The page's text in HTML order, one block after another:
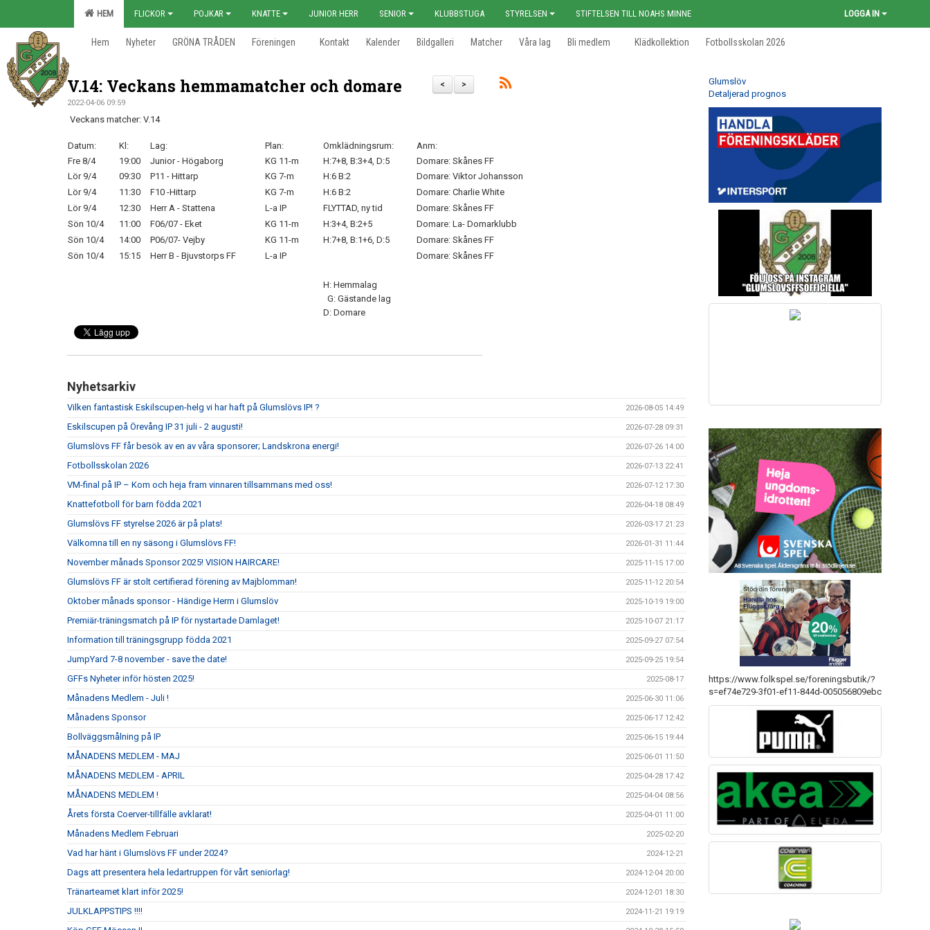
HEM FLICKOR POJKAR KNATTE JUNIOR HERR SENIOR KLUBBSTUGA STYRELSEN STIFTELSEN TILL NOAHS MINNE LOGGA IN
Hem Nyheter GRÖNA TRÅDEN Föreningen Kontakt Kalender Bildgalleri Matcher Våra lag Bli medlem Klädkollektion Fotbollsskolan 2026
>
<
V.14: Veckans hemmamatcher och domare
2022-04-06 09:59
Veckans matcher: V.14
Datum: Kl: Lag: Plan: Omklädningsrum:
Anm:
Fre 8/4
19:00 Junior - Högaborg KG 11-m H:7+8, B:3+4, D:5
Domare: Skånes FF
Lör 9/4
09:30 P11 - Hittarp KG 7-m H:6 B:2
Domare: Viktor Johansson
Lör 9/4
11:30 F10 -Hittarp KG 7-m H:6 B:2
Domare: Charlie White
Lör 9/4
12:30 Herr A - Stattena L-a IP FLYTTAD, ny tid
Domare: Skånes FF
Sön 10/4
11:00 F06/07 - Eket KG 11-m H:3+4, B:2+5
Domare: La- Domarklubb
Sön 10/4
14:00 P06/07- Vejby KG 11-m H:7+8, B:1+6, D:5
Domare: Skånes FF
Sön 10/4
15:15 Herr B - Bjuvstorps FF L-a IP Domare: Skånes FF
H: Hemmalag
G: Gästande lag
D: Domare
Nyhetsarkiv
Vilken fantastisk Eskilscupen-helg vi har haft på Glumslövs IP! ? 2026-08-05 14:49
Eskilscupen på Örevång IP 31 juli - 2 augusti! 2026-07-28 09:31
Glumslövs FF får besök av en av våra sponsorer; Landskrona energi! 2026-07-26 14:00
Fotbollsskolan 2026 2026-07-13 22:41
VM-final på IP – Kom och heja fram vinnaren tillsammans med oss! 2026-07-12 17:30
Knattefotboll för barn födda 2021 2026-04-18 08:49
Glumslövs FF styrelse 2026 är på plats! 2026-03-17 21:23
Välkomna till en ny säsong i Glumslövs FF! 2026-01-31 11:44
November månads Sponsor 2025! VISION HAIRCARE! 2025-11-15 17:00
Glumslövs FF är stolt certifierad förening av Majblomman! 2025-11-12 20:54
Oktober månads sponsor - Händige Herrn i Glumslöv 2025-10-19 19:00
Premiär-träningsmatch på IP för nystartade Damlaget! 2025-10-07 21:17
Information till träningsgrupp födda 2021 2025-09-27 07:54
JumpYard 7-8 november - save the date! 2025-09-25 19:54
GFFs Nyheter inför hösten 2025! 2025-08-17
Månadens Medlem - Juli ! 2025-06-30 11:06
Månadens Sponsor 2025-06-17 12:42
Bollväggsmålning på IP 2025-06-15 19:44
MÅNADENS MEDLEM - MAJ 2025-06-01 11:50
MÅNADENS MEDLEM - APRIL 2025-04-28 17:42
MÅNADENS MEDLEM ! 2025-04-04 08:56
Årets första Coerver-tillfälle avklarat! 2025-04-01 11:00
Månadens Medlem Februari 2025-02-20
Vad har hänt i Glumslövs FF under 2024? 2024-12-21
Dags att presentera hela ledartruppen för vårt seniorlag! 2024-12-04 20:00
Tränarteamet klart inför 2025! 2024-12-01 18:30
JULKLAPPSTIPS !!!! 2024-11-21 19:19
Glumslöv
Detaljerad prognos
https://www.folkspel.se/foreningsbutik/?
s=ef74e729-3f01-ef11-844d-005056809ebc